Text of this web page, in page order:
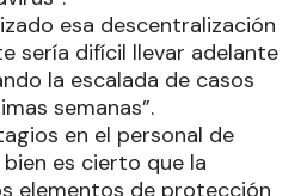
esa descentralización
sería difícil llevar adelante
la escalada de casos
semanas”.
en el personal de
es cierto que la
elementos de protección